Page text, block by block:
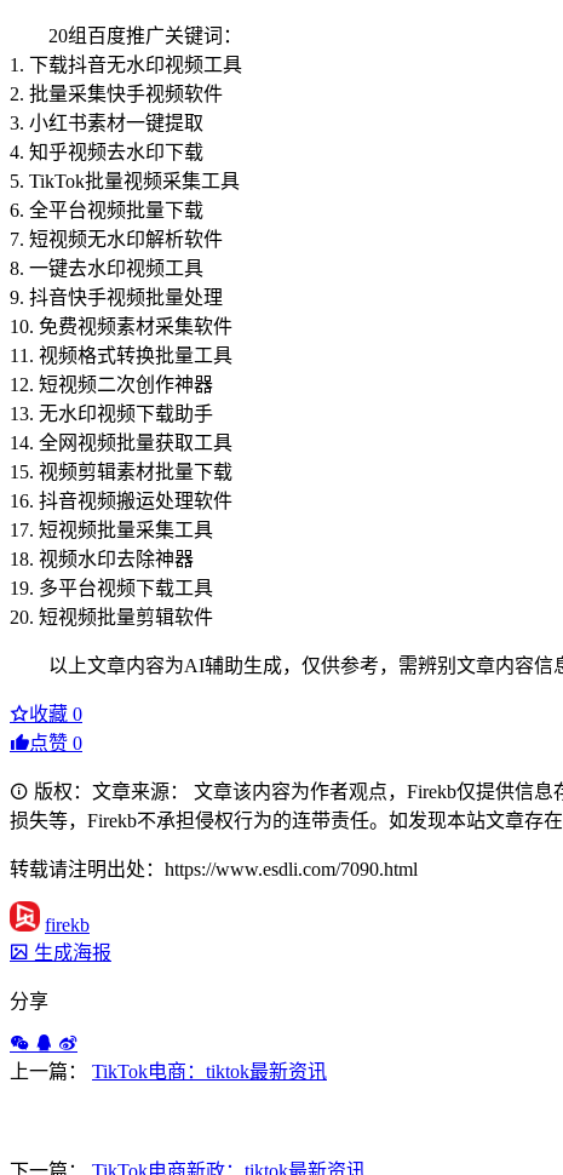
20组百度推广关键词：
1. 下载抖音无水印视频工具
2. 批量采集快手视频软件
3. 小红书素材一键提取
4. 知乎视频去水印下载
5. TikTok批量视频采集工具
6. 全平台视频批量下载
7. 短视频无水印解析软件
8. 一键去水印视频工具
9. 抖音快手视频批量处理
10. 免费视频素材采集软件
11. 视频格式转换批量工具
12. 短视频二次创作神器
13. 无水印视频下载助手
14. 全网视频批量获取工具
15. 视频剪辑素材批量下载
16. 抖音视频搬运处理软件
17. 短视频批量采集工具
18. 视频水印去除神器
19. 多平台视频下载工具
20. 短视频批量剪辑软件
以上文章内容为AI辅助生成，仅供参考，需辨别文章内容信
收藏 0
点赞 0
版权：文章来源： 文章该内容为作者观点，Firekb仅提供信
损失等，Firekb不承担侵权行为的连带责任。如发现本站文章存
转载请注明出处：https://www.esdli.com/7090.html
firekb
生成海报
分享
上一篇： TikTok电商：tiktok最新资讯